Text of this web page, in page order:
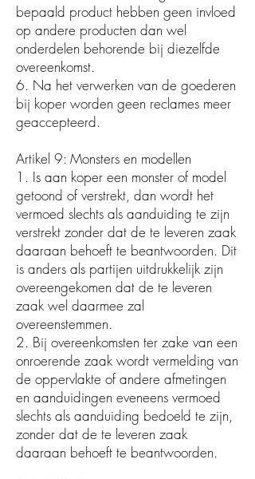
bepaald product hebben geen invloed
op andere producten dan wel
onderdelen behorende bij diezelfde
overeenkomst.
6. Na het verwerken van de goederen
bij koper worden geen reclames meer
geaccepteerd.
Artikel 9: Monsters en modellen
1. Is aan koper een monster of model
getoond of verstrekt, dan wordt het
vermoed slechts als aanduiding te zijn
verstrekt zonder dat de te leveren zaak
daaraan behoeft te beantwoorden. Dit
is anders als partijen uitdrukkelijk zijn
overeengekomen dat de te leveren
zaak wel daarmee zal
overeenstemmen.
2. Bij overeenkomsten ter zake van een
onroerende zaak wordt vermelding van
de oppervlakte of andere afmetingen
en aanduidingen eveneens vermoed
slechts als aanduiding bedoeld te zijn,
zonder dat de te leveren zaak
daaraan behoeft te beantwoorden.